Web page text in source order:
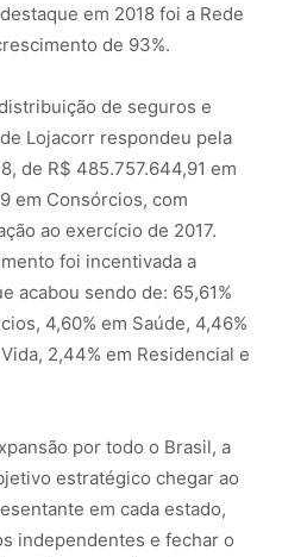
em 2018 foi a Rede
de 93%.
de seguros e
Lojacorr respondeu pela
de R$ 485.757.644,91 em
em Consórcios, com
ao exercício de 2017.
foi incentivada a
acabou sendo de: 65,61%
4,60% em Saúde, 4,46%
2,44% em Residencial e
por todo o Brasil, a
estratégico chegar ao
em cada estado,
independentes e fechar o